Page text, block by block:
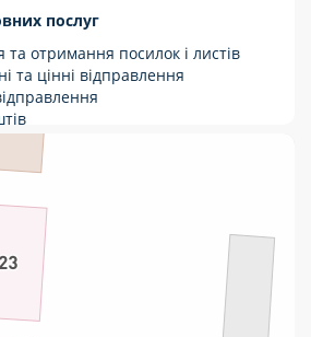
інші платежі
послуг
та отримання посилок і листів
та цінні відправлення
рахунку
на газети та
поповнення/зняття
та соціальних допомог